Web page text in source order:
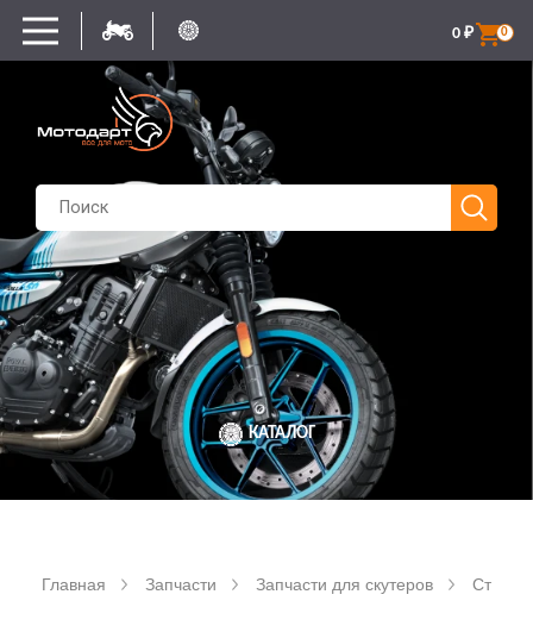
0
0 ₽
КАТАЛОГ
Главная Запчасти Запчасти для скутеров